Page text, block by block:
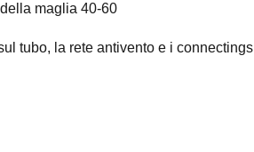
maglia 40-60
tubo, la rete antivento e i connectings